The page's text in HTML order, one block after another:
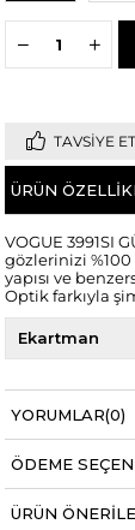
TAVSIYE ET
ÜRÜN
VOGUE 3991SI
gözlerinizi %100
yapısı ve
Optik farkıyla
Ekartman
YORUMLAR(0)
ÖDEME
ÜRÜN